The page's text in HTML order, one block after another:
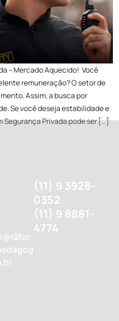
– Mercado Aquecido! Você
remuneração? O setor de
Assim, a busca por
Se você deseja estabilidade e
Segurança Privada pode ser […]
(11) 9 3928-
0352
(11) 9 8881-
4774